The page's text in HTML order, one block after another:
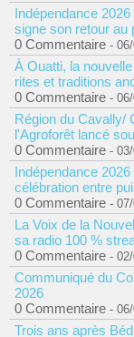
Indépendance
signe son retour au
0 Commentaire -
À Ouatti, la
rites et traditions
0 Commentaire -
Région du Cavally/
l'Agroforêt lancé
0 Commentaire -
Indépendance
célébration entre
0 Commentaire -
La Voix de la
sa radio 100 %
0 Commentaire -
Communiqué du
2026
0 Commentaire -
Trois ans après